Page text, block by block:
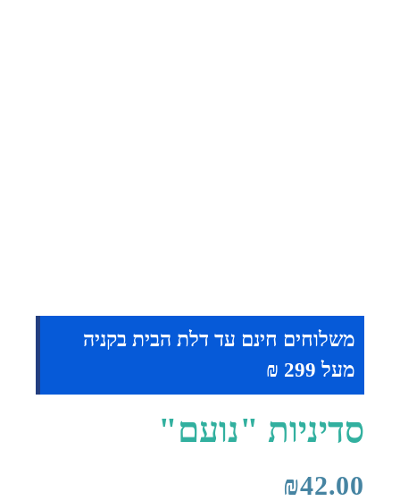
משלוחים חינם עד דלת הבית בקניה
מעל 299 ₪
סדיניות "נועם"
₪42.00